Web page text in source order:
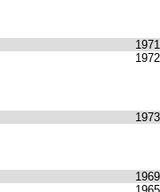
1971
1972
1973
1969